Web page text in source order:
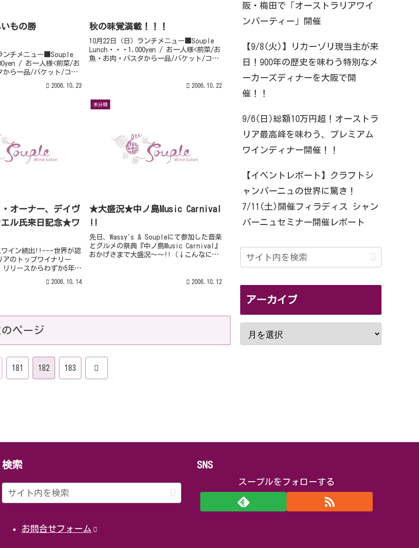
もの勝
ンチメニュー■Souple
/ お一人様<前菜/お
から一品/バケット/コー
・ ・シマ鯵のマリ
2006.10.23
秋の味覚満載！！！
10月22日（日）ランチメニュー■Souple
Lunch・・・1,000yen / お一人様<前菜/お
魚・お肉・パスタから一品/バケット/コー
2006.10.22
・オーナー、デイヴ
エル氏来日記念★ワ
イン続出!!---世界が認
アのトップワイナリー
リリースからわずか5年。
"氏が99点という奇跡のポ
2006.10.14
未分類
★大盛況★中ノ島Music Carnival
!!
先日、Wassy's & Soupleにて参加した音楽
とグルメの祭典『中ノ島Music Carnival』
おかげさまで大盛況～～!!（↓こんなに長
2006.10.12
ページ
181 182 183 次
阪・梅田で「オーストラリアワイ
ンパーティー」開催
【9/8(火)】リカーゾリ現当主が来
日！900年の歴史を味わう特別なメ
ーカーズディナーを大阪で開
催！！
9/6(日)総額10万円超！オーストラ
リア最高峰を味わう、プレミアム
ワインディナー開催！！
【イベントレポート】クラフトシ
ャンパーニュの世界に驚き！
7/11(土)開催フィラディス シャン
パーニュセミナー開催レポート
アーカイブ
検索
お問合せフォーム
SNS
スープルをフォローする